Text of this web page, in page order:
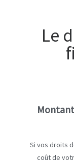
Le
Si vos droits
coût de